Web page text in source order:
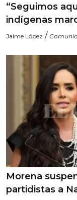
“Seguimos
indígenas
Jaime López /
Morena
partidistas a